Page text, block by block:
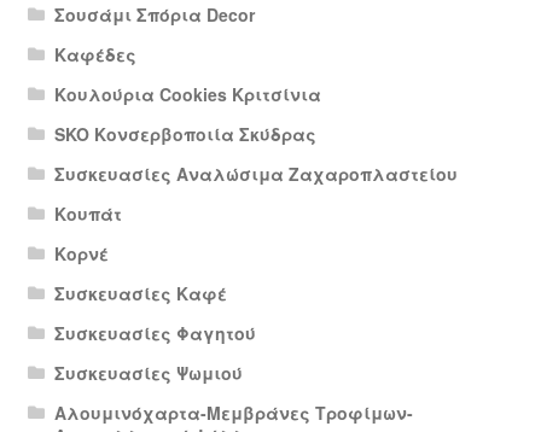
Σουσάμι Σπόρια Decor
Καφέδες
Κουλούρια Cookies Κριτσίνια
SKO Κονσερβοποιία Σκύδρας
Συσκευασίες Αναλώσιμα Ζαχαροπλαστείου
Κουπάτ
Κορνέ
Συσκευασίες Καφέ
Συσκευασίες Φαγητού
Συσκευασίες Ψωμιού
Αλουμινόχαρτα-Μεμβράνες Τροφίμων-